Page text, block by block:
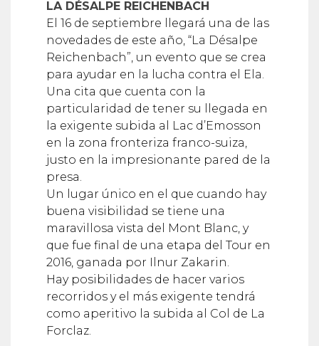
LA DÉSALPE REICHENBACH
El 16 de septiembre llegará una de las
novedades de este año, “La Désalpe
Reichenbach”, un evento que se crea
para ayudar en la lucha contra el Ela.
Una cita que cuenta con la
particularidad de tener su llegada en
la exigente subida al Lac d’Emosson
en la zona fronteriza franco-suiza,
justo en la impresionante pared de la
presa.
Un lugar único en el que cuando hay
buena visibilidad se tiene una
maravillosa vista del Mont Blanc, y
que fue final de una etapa del Tour en
2016, ganada por Ilnur Zakarin.
Hay posibilidades de hacer varios
recorridos y el más exigente tendrá
como aperitivo la subida al Col de La
Forclaz.